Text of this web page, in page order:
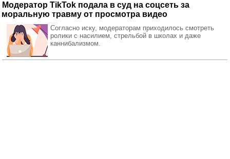
Модератор TikTok подала в суд на соцсеть за
моральную травму от просмотра видео
Согласно иску, модераторам приходилось смотреть
ролики с насилием, стрельбой в школах и даже
каннибализмом.